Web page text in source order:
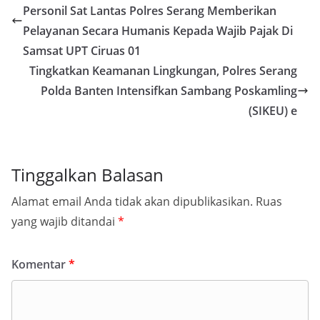
Personil Sat Lantas Polres Serang Memberikan
Pelayanan Secara Humanis Kepada Wajib Pajak Di
Samsat UPT Ciruas 01
Tingkatkan Keamanan Lingkungan, Polres Serang
Polda Banten Intensifkan Sambang Poskamling
(SIKEU) e
Tinggalkan Balasan
Alamat email Anda tidak akan dipublikasikan. Ruas
yang wajib ditandai *
Komentar*